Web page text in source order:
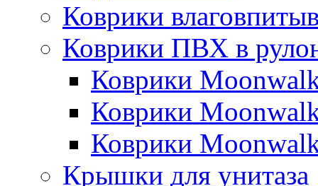
Коврики
Коврики ПВХ в
Коврики
Коврики
Коврики
Крышки для унитаза